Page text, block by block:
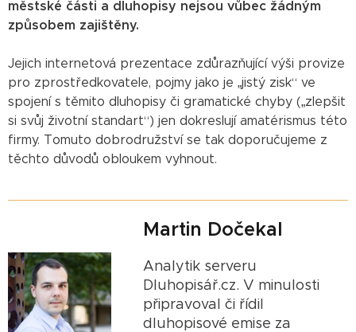
městské části a dluhopisy nejsou vůbec žádným
způsobem zajištěny.
Jejich internetová prezentace zdůrazňující výši provize
pro zprostředkovatele, pojmy jako je „jistý zisk“ ve
spojení s těmito dluhopisy či gramatické chyby („zlepšit
si svůj životní standart“) jen dokreslují amatérismus této
firmy. Tomuto dobrodružství se tak doporučujeme z
těchto důvodů obloukem vyhnout.
Martin Dočekal
Analytik serveru
Dluhopisář.cz. V minulosti
připravoval či řídil
dluhopisové emise za